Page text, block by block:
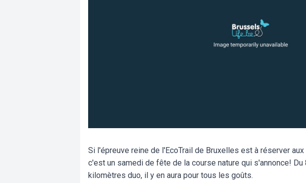
Si l'épreuve reine de l'EcoTrail de Bruxelles est à réserver
c'est un samedi de fête de la course nature qui s'annonce!
kilomètres duo, il y en aura pour tous les goûts.